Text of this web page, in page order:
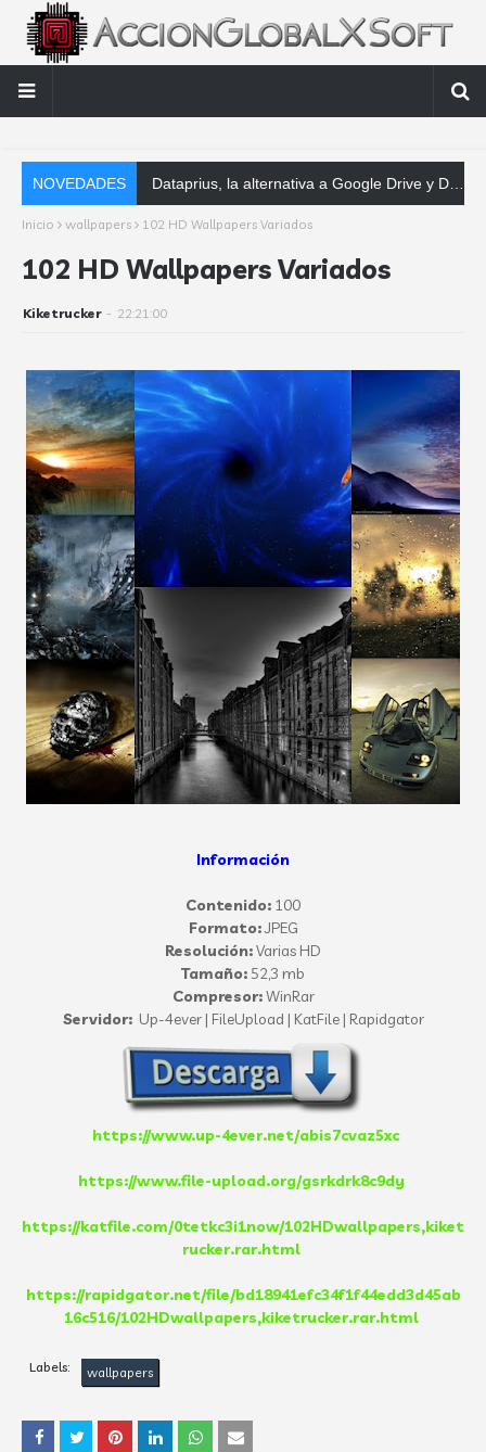
NOVEDADES Dataprius, la alternativa a Google Drive y Dropbox que las empresas deberían conocer
Inicio wallpapers 102 HD Wallpapers Variados
102 HD Wallpapers Variados
Kiketrucker - 22:21:00
Información
Contenido: 100
Formato:JPEG
Resolución:Varias HD
Tamaño: 52,3 mb
Compresor:WinRar
Servidor:Up-4ever | FileUpload | KatFile | Rapidgator
https://www.up-4ever.net/abis7cvaz5xc
https://www.file-upload.org/gsrkdrk8c9dy
https://katfile.com/0tetkc3i1now/102HDwallpapers,kiket
rucker.rar.html
https://rapidgator.net/file/bd18941efc34f1f44edd3d45ab
16c516/102HDwallpapers,kiketrucker.rar.html
Labels: wallpapers